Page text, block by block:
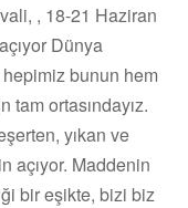
, 18-21 Haziran
Dünya
bunun hem
tam ortasındayız.
yıkan ve
açıyor. Maddenin
bir eşikte, bizi biz